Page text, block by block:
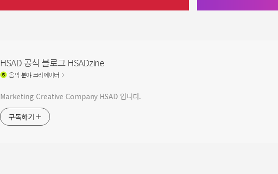
HSAD 공식 블로그 HSADzine
음악분야 크리에이터
Marketing Creative Company HSAD 입니다.
구독하기